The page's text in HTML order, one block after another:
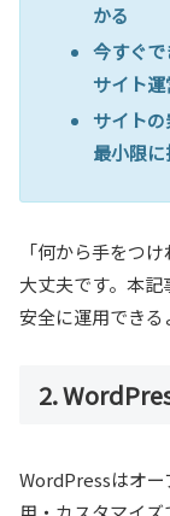
かる
今すぐ
サイト
サイト
最小限
「何から手をつ
大丈夫です。本
安全に運用できる
2.
WordPressはオー